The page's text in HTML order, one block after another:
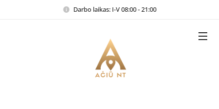
Darbo laikas: I-V 08:00 - 21:00